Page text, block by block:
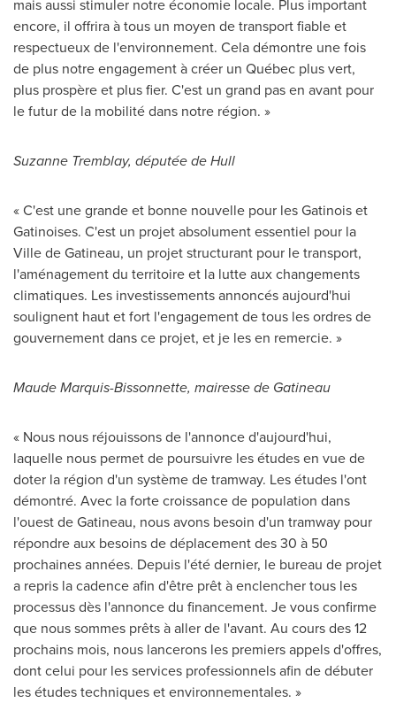
mais aussi stimuler notre économie locale. Plus important
encore, il offrira à tous un moyen de transport fiable et
respectueux de l'environnement. Cela démontre une fois
de plus notre engagement à créer un Québec plus vert,
plus prospère et plus fier. C'est un grand pas en avant pour
le futur de la mobilité dans notre région. »
Suzanne Tremblay, députée de Hull
« C'est une grande et bonne nouvelle pour les Gatinois et
Gatinoises. C'est un projet absolument essentiel pour la
Ville de Gatineau, un projet structurant pour le transport,
l'aménagement du territoire et la lutte aux changements
climatiques. Les investissements annoncés aujourd'hui
soulignent haut et fort l'engagement de tous les ordres de
gouvernement dans ce projet, et je les en remercie. »
Maude Marquis-Bissonnette, mairesse de Gatineau
« Nous nous réjouissons de l'annonce d'aujourd'hui,
laquelle nous permet de poursuivre les études en vue de
doter la région d'un système de tramway. Les études l'ont
démontré. Avec laforte croissance de population dans
l'ouest de Gatineau, nous avons besoin d'un tramway pour
répondre aux besoins de déplacement des 30 à 50
prochaines années. Depuis l'été dernier, le bureau de projet
a repris la cadence afin d'être prêt à enclencher tous les
processus dès l'annonce du financement. Je vous confirme
que nous sommes prêts à aller de l'avant. Au cours des 12
prochains mois, nous lancerons les premiers appels d'offres,
dont celui pour les services professionnels afin de débuter
les études techniques et environnementales. »